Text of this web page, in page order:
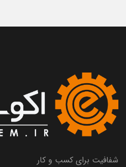
شفافیت برای کسب و کار